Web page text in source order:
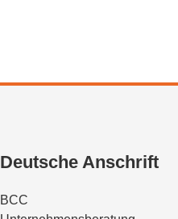
Deutsche Anschrift
BCC